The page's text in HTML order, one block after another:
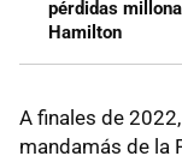
pérdidas
Hamilton
A finales de
mandamás de la